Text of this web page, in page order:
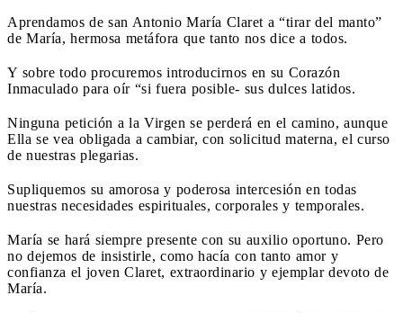
Aprendamos de san Antonio María Claret a “tirar del manto”
de María, hermosa metáfora que tanto nos dice a todos.
Y sobre todo procuremos introducirnos en su Corazón
Inmaculado para oír “si fuera posible- sus dulces latidos.
Ninguna petición a la Virgen se perderá en el camino, aunque
Ella se vea obligada a cambiar, con solicitud materna, el curso
de nuestras plegarias.
Supliquemos su amorosa y poderosa intercesión en todas
nuestras necesidades espirituales, corporales y temporales.
María se hará siempre presente con su auxilio oportuno. Pero
no dejemos de insistirle, como hacía con tanto amor y
confianza el joven Claret, extraordinario y ejemplar devoto de
María.